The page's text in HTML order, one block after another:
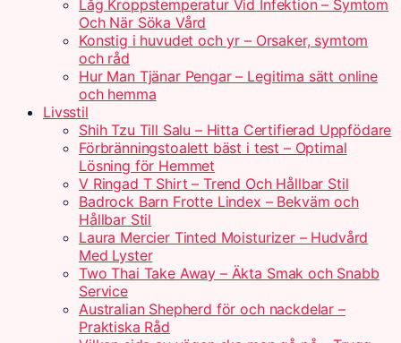
Låg Kroppstemperatur Vid Infektion – Symtom
Och När Söka Vård
Konstig i huvudet och yr – Orsaker, symtom
och råd
Hur Man Tjänar Pengar – Legitima sätt online
och hemma
Livsstil
Shih Tzu Till Salu – Hitta Certifierad Uppfödare
Förbränningstoalett bäst i test – Optimal
Lösning för Hemmet
V Ringad T Shirt – Trend Och Hållbar Stil
Badrock Barn Frotte Lindex – Bekväm och
Hållbar Stil
Laura Mercier Tinted Moisturizer – Hudvård
Med Lyster
Two Thai Take Away – Äkta Smak och Snabb
Service
Australian Shepherd för och nackdelar –
Praktiska Råd